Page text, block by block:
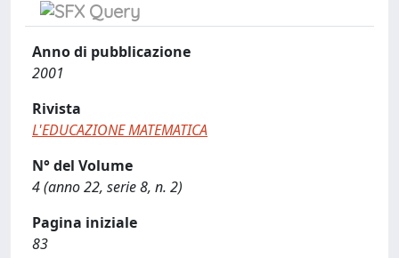
Anno di pubblicazione
2001
Rivista
L'EDUCAZIONE MATEMATICA
N° del Volume
4 (anno 22, serie 8, n. 2)
Pagina iniziale
83